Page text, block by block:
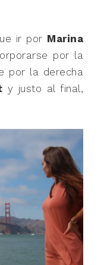
ir por Marina
por la
por la derecha
y justo al final,